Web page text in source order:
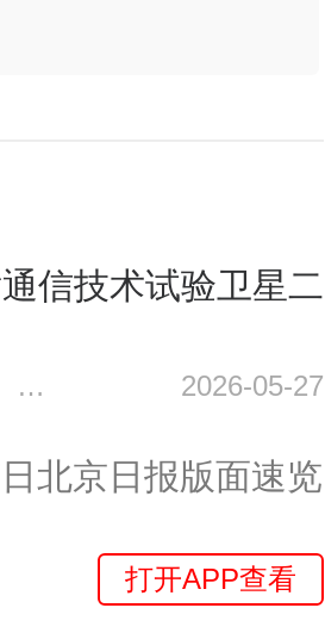
信技术试验卫星二
北京日报客户端、央视新闻 2026-05-27
北京日报版面速览
打开APP查看